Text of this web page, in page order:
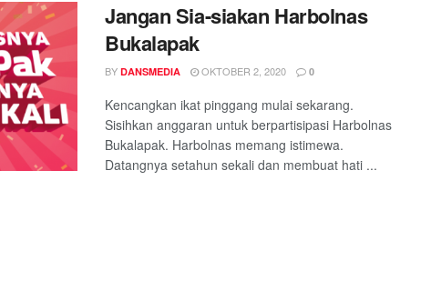
Jangan Sia-siakan Harbolnas
Bukalapak
BY DANSMEDIA OKTOBER 2, 2020 0
Kencangkan ikat pinggang mulai sekarang.
Sisihkan anggaran untuk berpartisipasi Harbolnas
Bukalapak. Harbolnas memang istimewa.
Datangnya setahun sekali dan membuat hati ...